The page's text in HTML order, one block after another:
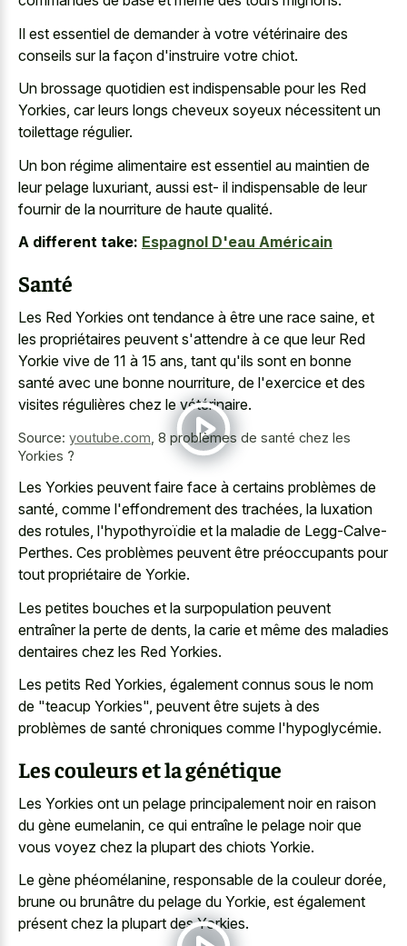
Il est essentiel de demander à votre vétérinaire des
conseils sur la façon d'instruire votre chiot.
Un brossage quotidien est indispensable pour les Red
Yorkies, car leurs longs cheveux soyeux nécessitent un
toilettage régulier.
Un bon régime alimentaire est essentiel au maintien de
leur pelage luxuriant, aussi est- il indispensable de leur
fournir de la nourriture de haute qualité.
A different take: Espagnol D'eau Américain
Santé
Les Red Yorkies ont tendance à être une race saine, et
les propriétaires peuvent s'attendre à ce que leur Red
Yorkie vive de 11 à 15 ans, tant qu'ils sont en bonne
santé avec une bonne nourriture, de l'exercice et des
visites régulières chez le vétérinaire.
Source: youtube.com 8 problèmes de santé chez les
Yorkies ?
Les Yorkies peuvent faire face à certains problèmes de
santé, comme l'effondrement des trachées, la luxation
des rotules, l'hypothyroïdie et la maladie de Legg-Calve-
Perthes. Ces problèmes peuvent être préoccupants pour
tout propriétaire de Yorkie.
Les petites bouches et la surpopulation peuvent
entraîner la perte de dents, la carie et même des maladies
dentaires chez les Red Yorkies.
Les petits Red Yorkies, également connus sous le nom
de "teacup Yorkies", peuvent être sujets à des
problèmes de santé chroniques comme l'hypoglycémie.
Les couleurs et la génétique
Les Yorkies ont un pelage principalement noir en raison
du gène eumelanin, ce qui entraîne le pelage noir que
vous voyez chez la plupart des chiots Yorkie.
Le gène phéomélanine, responsable de la couleur dorée,
brune ou brunâtre du pelage du Yorkie, est également
présent chez la plupart des Yorkies.